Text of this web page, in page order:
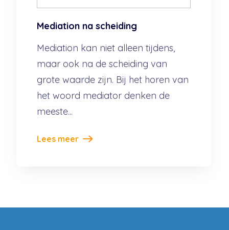
Mediation na scheiding
Mediation kan niet alleen tijdens,
maar ook na de scheiding van
grote waarde zijn. Bij het horen van
het woord mediator denken de
meeste...
Lees meer